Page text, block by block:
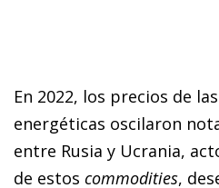
En 2022, los precios de
energéticas oscilaron
entre Rusia y Ucrania,
de estos commodities,